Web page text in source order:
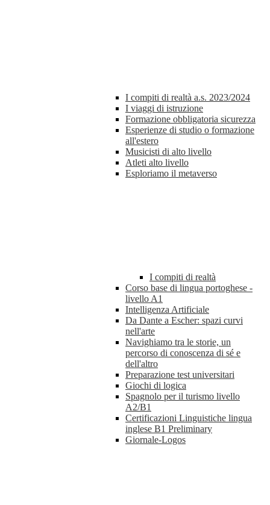
I compiti di realtà a.s. 2023/2024
I viaggi di istruzione
Formazione obbligatoria sicurezza
Esperienze di studio o formazione
all'estero
Musicisti di alto livello
Atleti alto livello
Esploriamo il metaverso
I compiti di realtà
Corso base di lingua portoghese -
livello A1
Intelligenza Artificiale
Da Dante a Escher: spazi curvi
nell'arte
Navighiamo tra le storie, un
percorso di conoscenza di sé e
dell'altro
Preparazione test universitari
Giochi di logica
Spagnolo per il turismo livello
A2/B1
Certificazioni Linguistiche lingua
inglese B1 Preliminary
Giornale-Logos